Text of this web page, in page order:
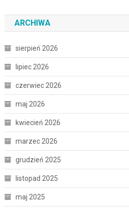
ARCHIWA
sierpień 2026
lipiec 2026
czerwiec 2026
maj 2026
kwiecień 2026
marzec 2026
grudzień 2025
listopad 2025
maj 2025